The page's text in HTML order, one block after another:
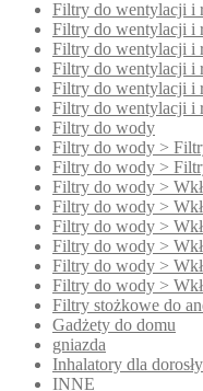
Filtry do wentylacji i
Filtry do wentylacji i
Filtry do wentylacji i
Filtry do wentylacji i
Filtry do wentylacji i
Filtry do wentylacji i
Filtry do wody
Filtry do wody >
Filtry do wody >
Filtry do wody >
Filtry do wody >
Filtry do wody >
Filtry do wody >
Filtry do wody >
Filtry do wody >
Filtry stożkowe do
Gadżety do domu
gniazda
Inhalatory dla
INNE